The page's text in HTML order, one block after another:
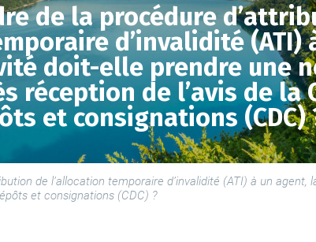
de la procédure
d’invalidité (ATI)
doit-elle prendre une
réception de l’avis de la
et consignations (CDC)
de l’allocation temporaire d’invalidité (ATI) à un
et consignations (CDC) ?